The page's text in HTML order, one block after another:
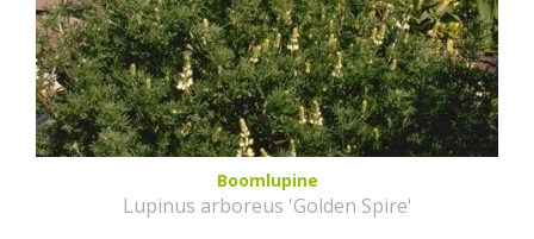
Boomlupine
Lupinus arboreus 'Golden Spire'